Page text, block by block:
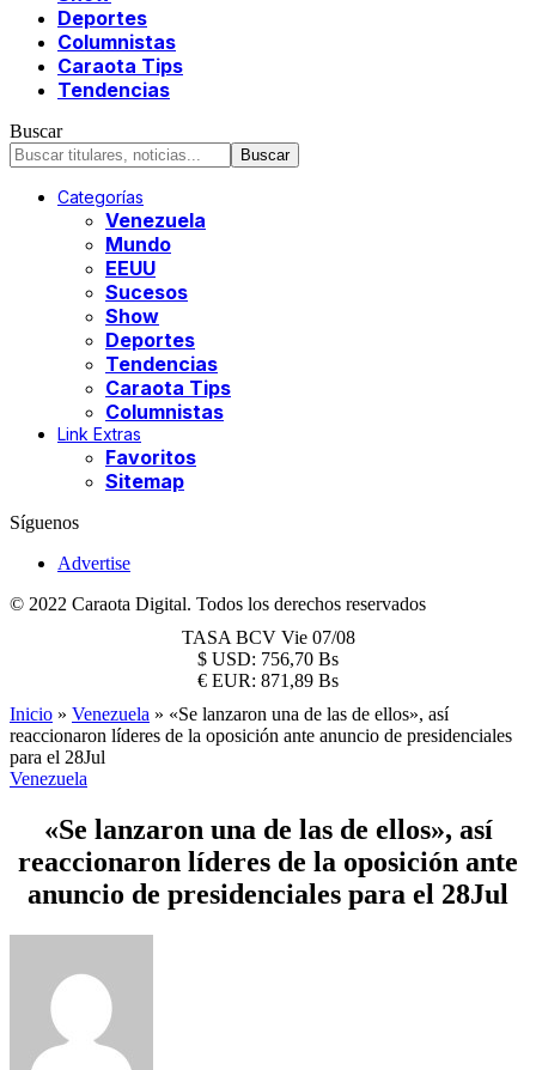
Deportes
Columnistas
Caraota Tips
Tendencias
Buscar
Categorías
Venezuela
Mundo
EEUU
Sucesos
Show
Deportes
Tendencias
Caraota Tips
Columnistas
Link Extras
Favoritos
Sitemap
Síguenos
Advertise
© 2022 Caraota Digital. Todos los derechos reservados
TASA BCV Vie 07/08
$ USD: 756,70 Bs
€ EUR: 871,89 Bs
Inicio » Venezuela » «Se lanzaron una de las de ellos», así
reaccionaron líderes de la oposición ante anuncio de presidenciales
para el 28Jul
Venezuela
«Se lanzaron una de las de ellos», así
reaccionaron líderes de la oposición ante
anuncio de presidenciales para el 28Jul